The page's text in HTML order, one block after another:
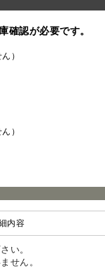
確認が必要です。
）
）
い。
せん。